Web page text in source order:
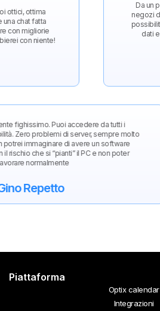
niente!
Da un paio di
negozi di ottica.
possibilità di
dati e ai
fighissimo. Puoi accedere da tutti i
in mobilità. Zero problemi di server, sempre
Non potrei immaginare di avere un software
PC, con il rischio che si “pianti” il PC e non poter
lavorare normalmente…
Gino Repetto
Piattaforma
Optix calendar
Integrazioni